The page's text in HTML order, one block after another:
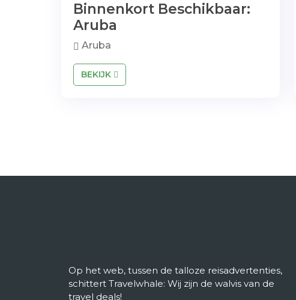
Binnenkort Beschikbaar:
Aruba
Aruba
BEKIJK
Op het web, tussen de talloze reisadvertenties,
schittert Travelwhale: Wij zijn de walvis van de
travel deals!